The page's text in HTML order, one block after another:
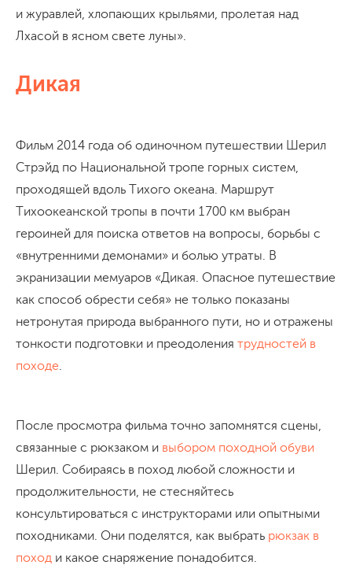
и журавлей, хлопающих крыльями, пролетая над
Лхасой в ясном свете луны».
Дикая
Фильм 2014 года об одиночном путешествии Шерил
Стрэйд по Национальной тропе горных систем,
проходящей вдоль Тихого океана. Маршрут
Тихоокеанской тропы в почти 1700 км выбран
героиней для поиска ответов на вопросы, борьбы с
«внутренними демонами» и болью утраты. В
экранизации мемуаров «Дикая. Опасное путешествие
как способ обрести себя» не только показаны
нетронутая природа выбранного пути, но и отражены
тонкости подготовки и преодоления трудностей в
походе.
После просмотра фильма точно запомнятся сцены,
связанные с рюкзаком и выбором походной обуви
Шерил. Собираясь в поход любой сложности и
продолжительности, не стесняйтесь
консультироваться с инструкторами или опытными
походниками. Они поделятся, как выбрать рюкзак в
поход и какое снаряжение понадобится.